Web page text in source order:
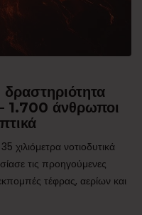
1.700 άνθρωποι
χιλιόμετρα νοτιοδυτικά
τις προηγούμενες
τέφρας, αερίων και